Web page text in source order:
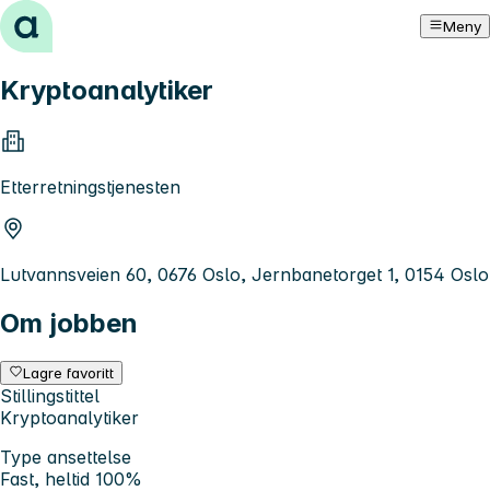
Hopp til innhold Meny
Kryptoanalytiker
Etterretningstjenesten
Lutvannsveien 60, 0676 Oslo, Jernbanetorget 1, 0154 Oslo
Om jobben
Lagre favoritt
Stillingstittel
Kryptoanalytiker
Type ansettelse
Fast, heltid 100%